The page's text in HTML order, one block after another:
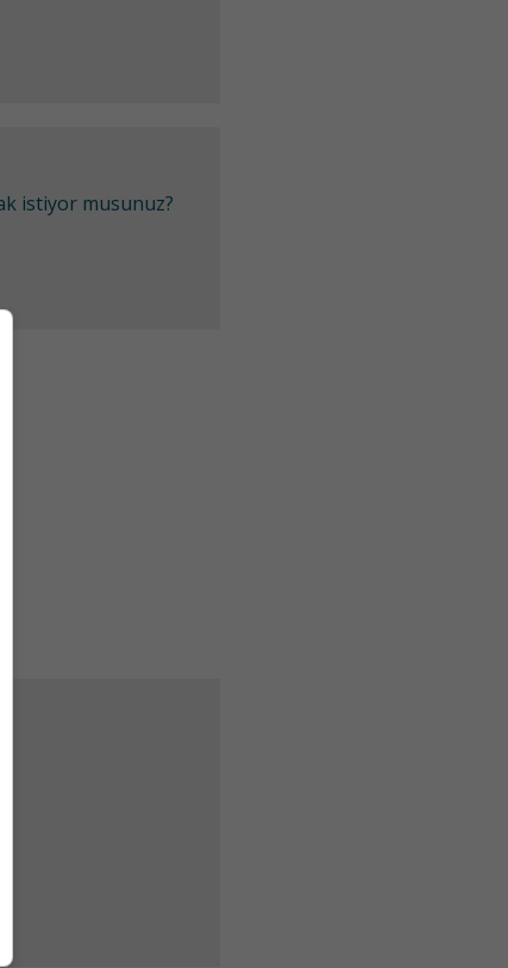
istiyor musunuz?